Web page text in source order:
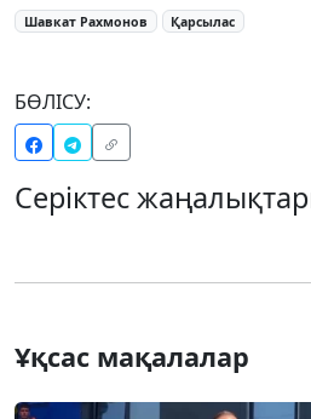
Шавкат Рахмонов Қарсылас
БӨЛІСУ:
Серіктес
Ұқсас мақалалар